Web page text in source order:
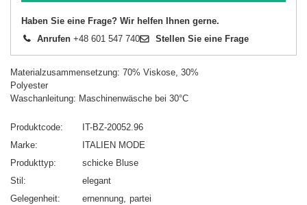
Haben Sie eine Frage? Wir helfen Ihnen gerne.
Anrufen +48 601 547 740 Stellen Sie eine Frage
Materialzusammensetzung: 70% Viskose, 30%
Polyester
Waschanleitung: Maschinenwäsche bei 30°C
Produktcode
IT-BZ-20052.96
Marke
ITALIEN MODE
Produkttyp
schicke Bluse
Stil
elegant
Gelegenheit
ernennung partei